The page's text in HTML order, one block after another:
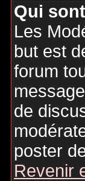
Qui
Les
but est
forum
de
poster
Revenir